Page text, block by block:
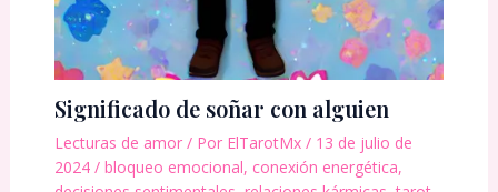
Significado de soñar con alguien
Lecturas de amor/ Por ElTarotMx / 13 de julio de
2024 / bloqueo emocional, conexión energética,